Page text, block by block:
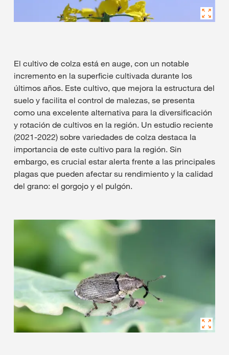
El cultivo de colza está en auge, con un notable
incremento en la superficie cultivada durante los
últimos años. Este cultivo, que mejora la estructura del
suelo y facilita el control de malezas, se presenta
como una excelente alternativa para la diversificación
y rotación de cultivos en la región. Un estudio reciente
(2021-2022) sobre variedades de colza destaca la
importancia de este cultivo para la región. Sin
embargo, es crucial estar alerta frente a las principales
plagas que pueden afectar su rendimiento y la calidad
del grano: el gorgojo y el pulgón.